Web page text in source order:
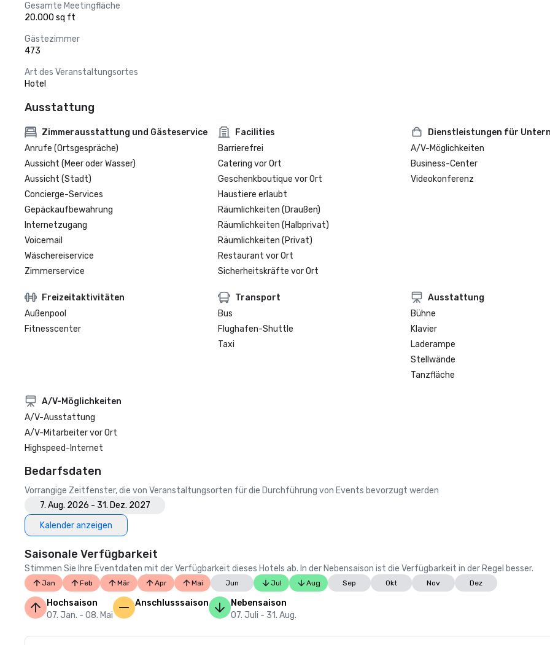
Gesamte Meetingfläche
20.000 sq ft
Gästezimmer
473
Art des Veranstaltungsortes
Hotel
Ausstattung
Zimmerausstattung und Gästeservice
Anrufe (Ortsgespräche)
Aussicht (Meer oder Wasser)
Aussicht (Stadt)
Concierge-Services
Gepäckaufbewahrung
Internetzugang
Voicemail
Wäschereiservice
Zimmerservice
Facilities
Barrierefrei
Catering vor Ort
Geschenkboutique vor Ort
Haustiere erlaubt
Räumlichkeiten (Draußen)
Räumlichkeiten (Halbprivat)
Räumlichkeiten (Privat)
Restaurant vor Ort
Sicherheitskräfte vor Ort
Dienstleistungen für
A/V-Möglichkeiten
Business-Center
Videokonferenz
Freizeitaktivitäten
Außenpool
Fitnesscenter
Transport
Bus
Flughafen-Shuttle
Taxi
Ausstattung
Bühne
Klavier
Laderampe
Stellwände
Tanzfläche
A/V-Möglichkeiten
A/V-Ausstattung
A/V-Mitarbeiter vor Ort
Highspeed-Internet
Bedarfsdaten
Vorrangige Zeitfenster, die von Veranstaltungsorten für die Durchführung von Events bevorzugt werden
7. Aug. 2026 - 31. Dez. 2027
Kalender anzeigen
Saisonale Verfügbarkeit
Stimmen Sie Ihre Eventdaten mit der Verfügbarkeit dieses Hotels ab. In der Nebensaison ist die Verfügbarkeit in der Regel besser.
Jan Feb Mär Apr Mai Jun Jul Aug Sep Okt Nov Dez
Hochsaison
07. Jan. - 08. Mai
Anschlusssaison
Nebensaison
07. Juli - 31. Aug.